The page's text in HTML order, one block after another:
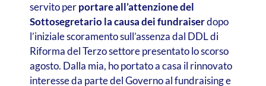
servito perportare all’attenzione del
Sottosegretario la causa dei fundraiserdopo
l’iniziale scoramento sull’assenza dal DDL di
Riforma del Terzo settore presentato lo scorso
agosto. Dalla mia, ho portato a casa il rinnovato
interesse da parte del Governo al fundraising e